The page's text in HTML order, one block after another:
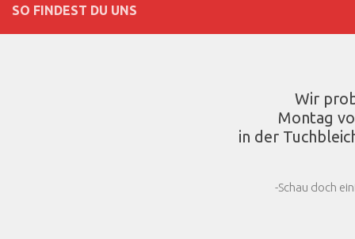
SO FINDEST DU UNS
Wir
Montag
in der
-Schau doch